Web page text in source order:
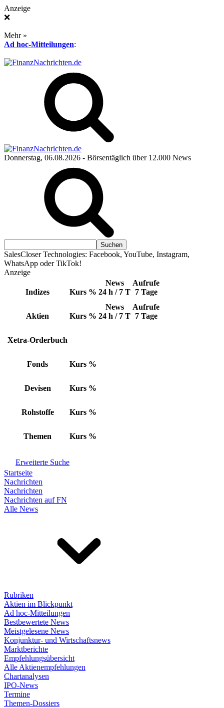
Anzeige
❌
Mehr »
Ad hoc-Mitteilungen:
Donnerstag, 06.08.2026 - Börsentäglich über 12.000 News
SalesCloser Technologies: Facebook, YouTube, Instagram,
WhatsApp oder TikTok!
Anzeige
Indizes Kurs %
News
24 h / 7 T
Aufrufe
7 Tage
Aktien Kurs %
News
24 h / 7 T
Aufrufe
7 Tage
Xetra-Orderbuch
Fonds Kurs %
Devisen Kurs %
Rohstoffe Kurs %
Themen Kurs %
Erweiterte Suche
Startseite
Nachrichten
Nachrichten
Nachrichten auf FN
Alle News
Rubriken
Aktien im Blickpunkt
Ad hoc-Mitteilungen
Bestbewertete News
Meistgelesene News
Konjunktur- und Wirtschaftsnews
Marktberichte
Empfehlungsübersicht
Alle Aktienempfehlungen
Chartanalysen
IPO-News
Termine
Themen-Dossiers